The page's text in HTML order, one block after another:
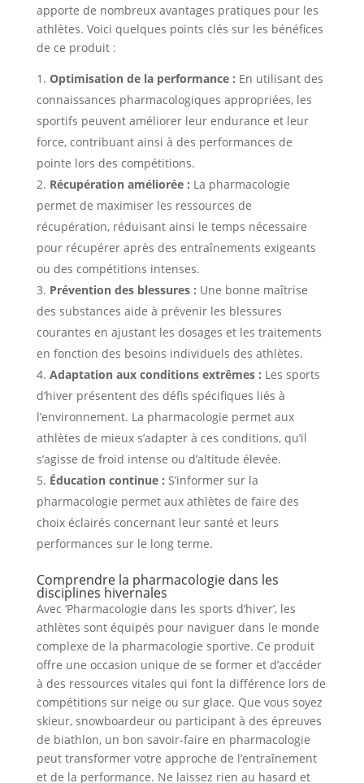
apporte de nombreux avantages pratiques pour les
athlètes. Voici quelques points clés sur les bénéfices
de ce produit :
Optimisation de la performance : En utilisant des
connaissances pharmacologiques appropriées, les
sportifs peuvent améliorer leur endurance et leur
force, contribuant ainsi à des performances de
pointe lors des compétitions.
Récupération améliorée : La pharmacologie
permet de maximiser les ressources de
récupération, réduisant ainsi le temps nécessaire
pour récupérer après des entraînements exigeants
ou des compétitions intenses.
Prévention des blessures : Une bonne maîtrise
des substances aide à prévenir les blessures
courantes en ajustant les dosages et les traitements
en fonction des besoins individuels des athlètes.
Adaptation aux conditions extrêmes : Les sports
d’hiver présentent des défis spécifiques liés à
l’environnement. La pharmacologie permet aux
athlètes de mieux s’adapter à ces conditions, qu’il
s’agisse de froid intense ou d’altitude élevée.
Éducation continue : S’informer sur la
pharmacologie permet aux athlètes de faire des
choix éclairés concernant leur santé et leurs
performances sur le long terme.
Comprendre la pharmacologie dans les
disciplines hivernales
Avec ‘Pharmacologie dans les sports d’hiver’, les
athlètes sont équipés pour naviguer dans le monde
complexe de la pharmacologie sportive. Ce produit
offre une occasion unique de se former et d’accéder
à des ressources vitales qui font la différence lors de
compétitions sur neige ou sur glace. Que vous soyez
skieur, snowboardeur ou participant à des épreuves
de biathlon, un bon savoir-faire en pharmacologie
peut transformer votre approche de l’entraînement
et de la performance. Ne laissez rien au hasard et